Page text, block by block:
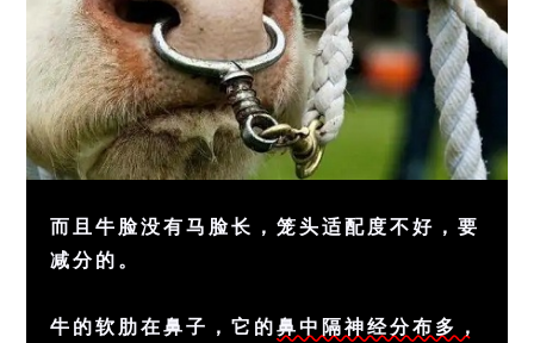
而且牛脸没有马脸长，笼头适配度不好，要
减分的。
牛的软肋在鼻子，它的鼻中隔神经分布多，